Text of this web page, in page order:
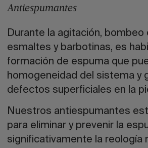
Antiespumantes
Durante la agitación, bombeo
esmaltes y barbotinas, es
formación de espuma que
homogeneidad del sistema y
defectos superficiales en la
Nuestros antiespumantes
para eliminar y prevenir la
significativamente la reología